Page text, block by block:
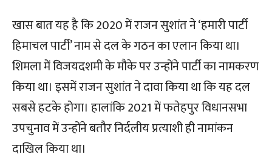
खास बात यह है कि 2020 में राजन सुशांत ने ‘हमारी पार्टी
हिमाचल पार्टी’ नाम से दल के गठन का एलान किया था।
शिमला में विजयदशमी के मौके पर उन्होंने पार्टी का नामकरण
किया था। इसमें राजन सुशांत ने दावा किया था कि यह दल
सबसे हटके होगा। हालांकि 2021 में फतेहपुर विधानसभा
उपचुनाव में उन्होंने बतौर निर्दलीय प्रत्याशी ही नामांकन
दाखिल किया था।